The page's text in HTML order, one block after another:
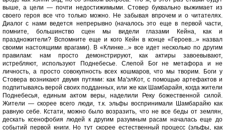
выше, а цели — почти недостижимыми. Стовер буквально выжимает из
своего героя все что только можно. Не забывая впрочем и о читателях.
Диалог с нами ведется непрерывно (началось это еще в первой части,
помните, большинство сцен мы видели глазами Кейна, как и
праздножители? Вспомните еще и кого Кейн в конце «Героев...» назвал
своими настоящими врагами). В «Клинке...» все идет несколько по другим
правилам: нам просто демонстрируют, как актиры завоевывают,
истребляют, используют Поднебесье. Слепой Бог не метафора и не
личность, а просто совокупность всех кошмаров, что мы творим. Боги у
Стовера возникают двумя путями: как Ма'элКот, с помощью артефактов и
подпитываясь верой своих подданных, или же как Шамбарайя, когда жители
Поднебесья, единым актом веры, наделили Реку божественной силой.
Жители — скорее всего люди, т.к. эльфы воспринимали Шамбарайю как
равную себе. Кстати, можно было возразить, что не все беды от землян,
дескать ксенофобия людей к другим разумным расам началась еще до
событий первой книги. Но тут скорее естественный процесс (эльфы, как